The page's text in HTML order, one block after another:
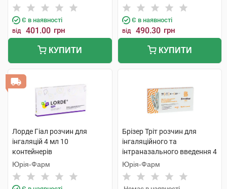
Є в наявності
від 401.00 грн
КУПИТИ
Є в наявності
від 490.30 грн
КУПИТИ
Лорде Гіал розчин для
інгаляцій 4 мл 10
контейнерів
Юрія-Фарм
Брізер Тріт розчин для
інгаляційного та
інтраназального введення 4
мл 10 контейнерів
Юрія-Фарм